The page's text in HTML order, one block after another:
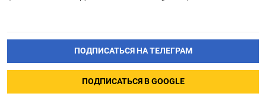
ПОДПИСАТЬСЯ НА ТЕЛЕГРАМ
ПОДПИСАТЬСЯ В GOOGLE